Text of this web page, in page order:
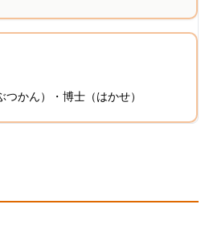
つかん）・博士（はかせ）